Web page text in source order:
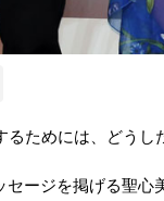
ためには、どうし
ージを掲げる聖心